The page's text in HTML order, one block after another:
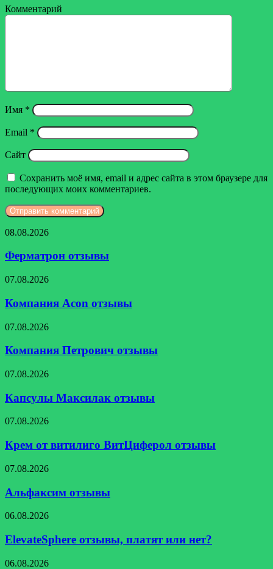
Комментарий
Имя *
Email *
Сайт
Сохранить моё имя, email и адрес сайта в этом браузере для
последующих моих комментариев.
Ферматрон
08.08.2026
Ферматрон отзывы
Компания
отзывы
07.08.2026
Компания Acon отзывы
Компания
отзывы
07.08.2026
Компания Петрович отзывы
Капсулы
отзывы
07.08.2026
Капсулы Максилак отзывы
Крем
витилиго
ВитЦиферол
отзывы
07.08.2026
Крем от витилиго ВитЦиферол отзывы
Альфаксим
07.08.2026
Альфаксим отзывы
ElevateSphere
платят
или
нет?
06.08.2026
ElevateSphere отзывы, платят или нет?
Турбозайм
06.08.2026